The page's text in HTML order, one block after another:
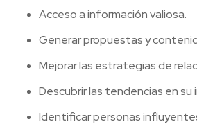
Acceso a información valiosa.
Generar propuestas y
Mejorar las estrategias de
Descubrir las tendencias en su
Identificar personas